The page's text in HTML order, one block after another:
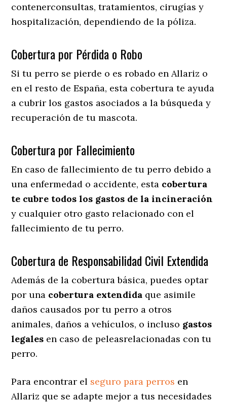
contenerconsultas, tratamientos, cirugías y
hospitalización, dependiendo de la póliza.
Cobertura por Pérdida o Robo
Si tu perro se pierde o es robado en Allariz o
en el resto de España, esta cobertura te ayuda
a cubrir los gastos asociados a la búsqueda y
recuperación de tu mascota.
Cobertura por Fallecimiento
En caso de fallecimiento de tu perro debido a
una enfermedad o accidente, esta cobertura
te cubre todos los gastos de la incineración
y cualquier otro gasto relacionado con el
fallecimiento de tu perro.
Cobertura de Responsabilidad Civil Extendida
Además de la cobertura básica, puedes optar
por una cobertura extendida que asimile
daños causados por tu perro a otros
animales, daños a vehículos, o incluso gastos
legales en caso de peleasrelacionadas con tu
perro.
Para encontrar el seguro para perros en
Allariz que se adapte mejor a tus necesidades